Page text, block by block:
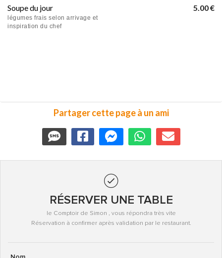
5.00 €
Soupe du jour
légumes frais selon arrivage et
inspiration du chef
Partager cette page à un ami
RÉSERVER UNE TABLE
le Comptoir de Simon , vous répondra très vite
Réservation à confirmer après validation par le restaurant.